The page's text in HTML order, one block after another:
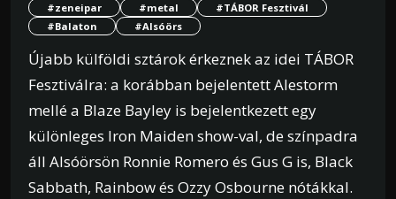
#zeneipar #metal
#TÁBOR Fesztivál
#Balaton
#Alsóörs
Újabb külföldi sztárok érkeznek az idei TÁBOR
Fesztiválra: a korábban bejelentett Alestorm
mellé a Blaze Bayley is bejelentkezett egy
különleges Iron Maiden show-val, de színpadra
áll Alsóörsön Ronnie Romero és Gus G is, Black
Sabbath, Rainbow és Ozzy Osbourne nótákkal.